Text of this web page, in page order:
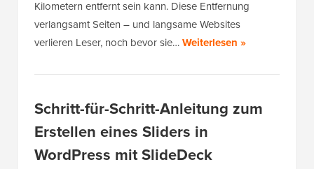
Kilometern entfernt sein kann. Diese Entfernung
verlangsamt Seiten – und langsame Websites
verlieren Leser, noch bevor sie…Weiterlesen »
Schritt-für-Schritt-Anleitung zum
Erstellen eines Sliders in
WordPress mit SlideDeck